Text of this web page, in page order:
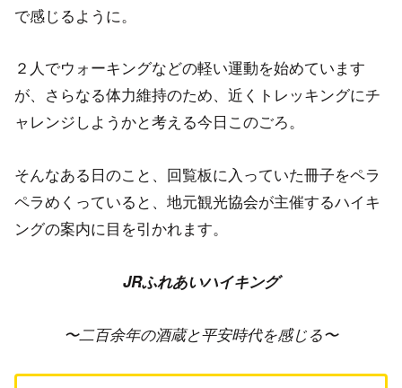
で感じるように。
２人でウォーキングなどの軽い運動を始めています
が、さらなる体力維持のため、近くトレッキングにチ
ャレンジしようかと考える今日このごろ。
そんなある日のこと、回覧板に入っていた冊子をペラ
ペラめくっていると、地元観光協会が主催するハイキ
ングの案内に目を引かれます。
JRふれあいハイキング
〜二百余年の酒蔵と平安時代を感じる〜